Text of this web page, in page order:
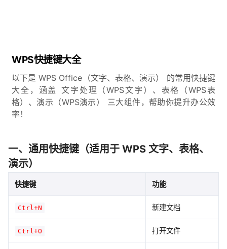
WPS快捷键大全
以下是 ​​WPS Office（文字、表格、演示）​​ 的常用快捷键
大全，涵盖 ​​文字处理（WPS文字）、表格（WPS表
格）、演示（WPS演示）​​ 三大组件，帮助你提升办公效
率！
一、通用快捷键（适用于 WPS 文字、表格、
演示）
快捷键 功能
Ctrl+N 新建文档
Ctrl+O 打开文件